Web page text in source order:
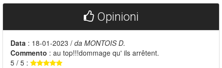
Opinioni
Data : 18-01-2023 / da MONTOIS D.
Commento : au top!!!dommage qu' ils arrêtent.
5 / 5 :